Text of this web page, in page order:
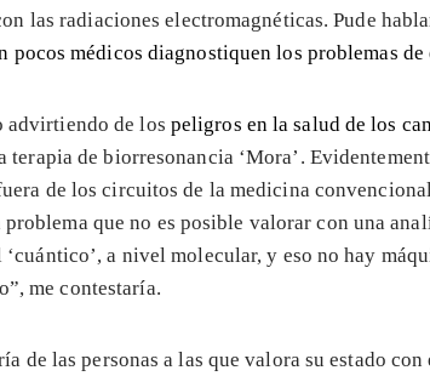
las radiaciones electromagnéticas. Pude
pocos médicos diagnostiquen los problemas
advirtiendo de los peligros en la salud de los
de biorresonancia ‘Mora’.
de los circuitos de la medicina
que no es posible valorar con una
a nivel molecular, y eso no hay
me contestaría.
de las personas a las que valora su estado